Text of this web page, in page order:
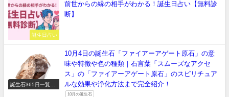
誕生日占い
前世からの縁の相手がわかる！誕生日占い【無料診
断】
誕生石365日一覧
10月4日の誕生石「ファイアーアゲート原石」の意
味や特徴や色の種類｜石言葉「スムーズなアクセ
ス」の「ファイアーアゲート原石」のスピリチュア
ルな効果や浄化方法まで完全紹介！
10月の誕生石